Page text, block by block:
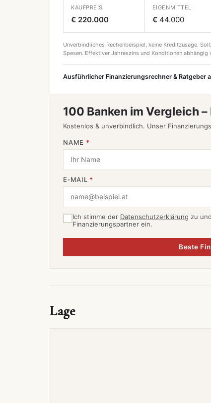
KAUFPREIS
€ 220.000
EIGENMITTEL
€ 44.000
Unverbindliches Rechenbeispiel, keine Kreditzusage.
Spesen. Effektiver Jahreszins und Konditionen abhängig
Ausführlicher Finanzierungsrechner & Ratgeber
100 Banken im Vergleich
Kostenlos & unverbindlich. Unser
NAME *
E‑MAIL *
Ich stimme der Datenschutzerklärung zu
Finanzierungspartner ein.
Beste
Lage